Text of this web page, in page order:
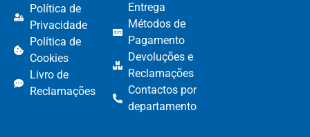
Política de
Privacidade
Política de
Cookies
Livro de
Reclamações
Entrega
Métodos de
Pagamento​
Devoluções e
Reclamações​
Contactos por
departamento​